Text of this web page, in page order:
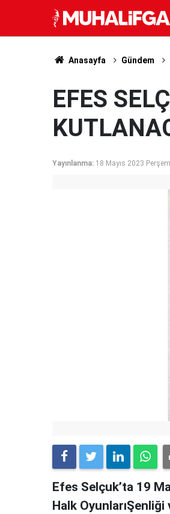
Anasayfa Gündem
EFES
Yayınlanma: 18 Mayıs 2023
Efes Selçuk’ta 19
Halk